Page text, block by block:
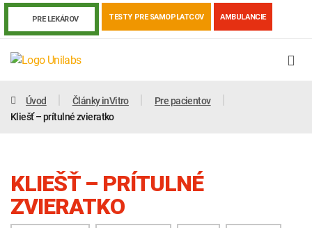
PRE LEKÁROV TESTY PRE SAMOPLATCOV AMBULANCIE
Úvod Články inVitro
Pre pacientov
Kliešť – prítulné zvieratko
KLIEŠŤ – PRÍTULNÉ
ZVIERATKO